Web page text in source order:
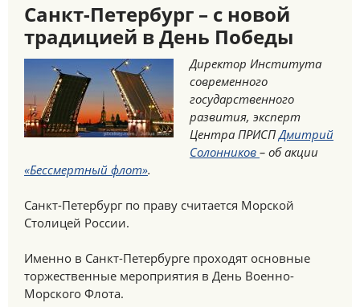
Санкт-Петербург – с новой
традицией в День Победы
Директор Института
современного
государственного
развития, эксперт
Центра ПРИСПДмитрий
Солонников – об акции
«Бессмертный флот».
Санкт-Петербург по праву считается Морской
Столицей России.
Именно в Санкт-Петербурге проходят основные
торжественные мероприятия в День Военно-
Морского Флота.